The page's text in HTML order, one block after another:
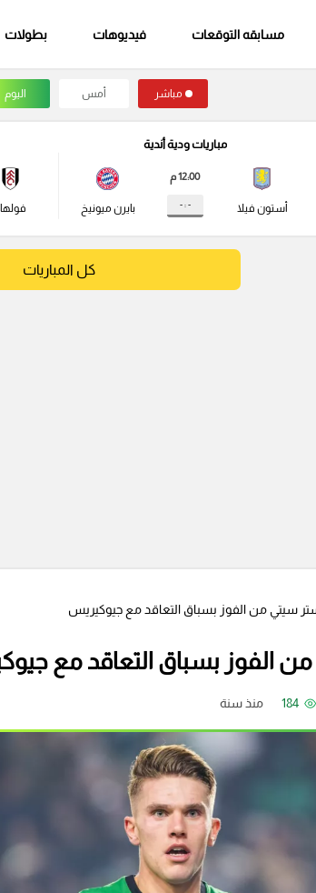
مسابقه التوقعات فيديوهات بطولات
مباشر أمس اليوم
مباريات ودية أندية
أستون فيلا
12:00 م
- : - بايرن ميونيخ
كل المباريات
سيتي من الفوز بسباق التعاقد مع جيوكيريس
الفوز بسباق التعاقد مع
184 منذ سنة